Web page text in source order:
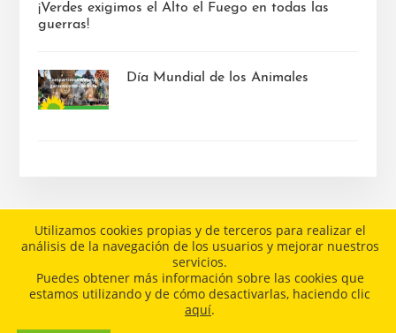
¡Verdes exigimos el Alto el Fuego en todas las
guerras!
Día Mundial de los Animales
POLÍTICA DE COOKIES
POLÍTICA DE PRIVACIDAD
Utilizamos cookies propias y de terceros para realizar el
análisis de la navegación de los usuarios y mejorar nuestros
servicios.
Puedes obtener más información sobre las cookies que
estamos utilizando y de cómo desactivarlas, haciendo clic
aquí.